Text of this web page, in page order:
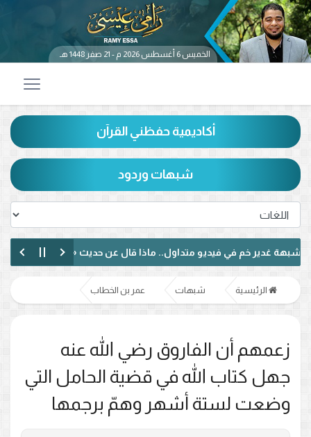
الخميس 6 أغسطس 2026 م - 21 صفر 1448 هـ
أكاديمية حفظني القرآن
شبهات وردود
متداول.. ماذا قال عن حديث «من كنت مولاه فهذا علي مولاه»؟
الرئيسية شبهات عمر بن الخطاب
زعمهم أن الفاروق رضي الله عنه
جهل كتاب الله في قضية الحامل التي
وضعت لستة أشهر وهمّ برجمها